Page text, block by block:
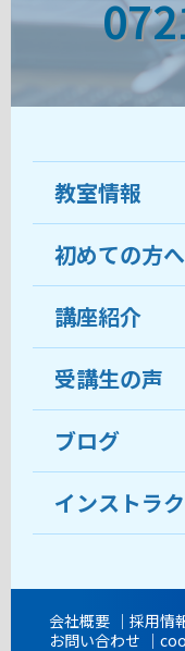
教室情報
教室につい
受講生の声
おすすめ
目的から講
教室ブログ
初めての方へ
ココがおす
料金
受講までの
よくあるご
講座紹介
受講生の声
ブログ
インストラ
会社概要 採用情
お問い合わせ